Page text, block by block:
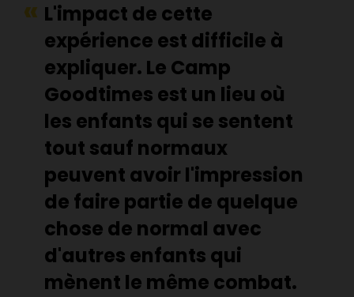
L'impact de cette
expérience est difficile à
expliquer. Le Camp
Goodtimes est un lieu où
les enfants qui se sentent
tout sauf normaux
peuvent avoir l'impression
de faire partie de quelque
chose de normal avec
d'autres enfants qui
mènent le même combat.